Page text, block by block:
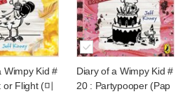
Wimpy Kid #
or Flight (미
Diary of a Wimpy Kid #
20 : Partypooper (Pap